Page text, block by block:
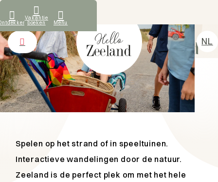
Vakantiehuizen
Ontdekken
Verhuur
Contact
Vakantie
boeken Menu
Wat onze gasten zeggen
NL
TIPS & HOTSPOTS
Met het gezin in Zeeland
Spelen op het strand of in speeltuinen.
Interactieve wandelingen door de natuur.
Zeeland is de perfect plek om met het hele